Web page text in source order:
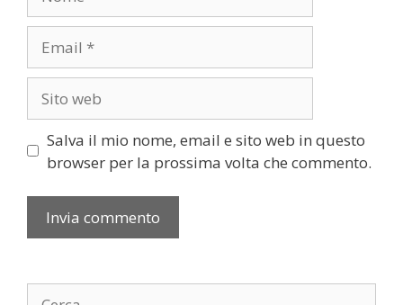
web
Salva il mio nome, email e sito web in questo
browser per la prossima volta che commento.